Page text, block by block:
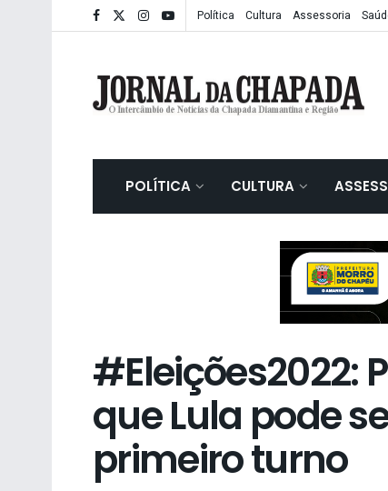
Política Cultura Assessoria
POLÍTICA CULTURA
#Eleições2022:
que Lula pode
primeiro turno